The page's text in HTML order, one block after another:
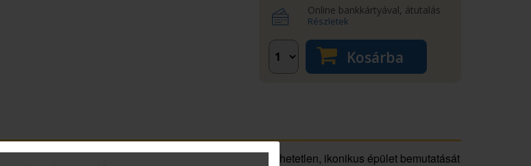
Online bankkártyával, átutalás
Részletek
Kosárba
egy kortárs, a magyar építészet történetében megkerülhetetlen, ikonikus épület bemutatását